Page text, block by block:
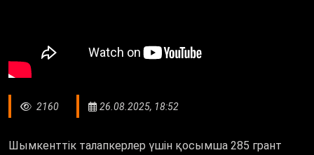
2160 26.08.2025, 18:52
Шымкенттік талапкерлер үшін қосымша 285 грант